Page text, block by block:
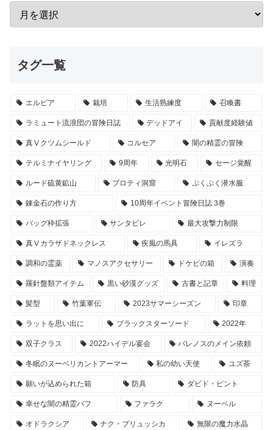
タグ一覧
エルビア 栽培 生活熟練度 召喚書
ラミュート流浪団の冒険日誌 デッドアイ 貢献度経験値
真Ⅴクツムシールド コルセア 闇の精霊の冒険
テルミナイヤリング 9周年 光明石 セージ覚醒
ルード硫黄鉱山 プロティ洞窟 ぷくぷく潜水服
錬金石の作り方 10周年イベント冒険日誌 3巻
バッグ枠拡張 サンタビレ 最大攻撃力制限
真Ⅴカラザドネックレス 疾風の馬具 イレズラ
調和の霊薬 マノスアクセサリー ドケビの箱 演奏
羅針盤類アイテム 黒い砂漠グッズ 古書と記章 料理
髪型 竹葉軍伝 2023サマーシーズン 印章
ラットを思い出に ブラックスターソード 2022年
双子クラス 2022ハイデル宴会 バレノスのメイン依頼
冬眠のヌーベリカントアーマー 私の幼い天使 ユズ茶
願いが込められた箱 防具 ダビド・ピント
幸せな闇の精霊バフ ファラク ヌーベル
オドラクシア ナク・ブリュッシカ 無限の魔力水晶